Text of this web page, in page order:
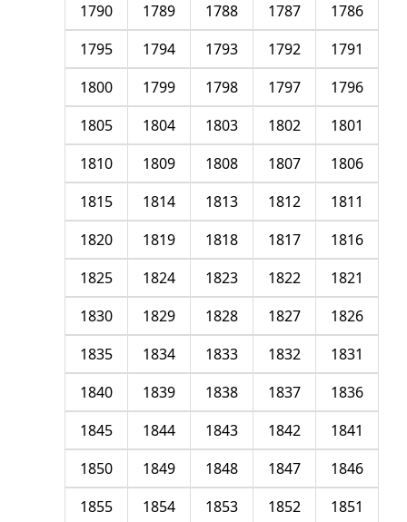
1786
1787
1788
1789
1790
1791
1792
1793
1794
1795
1796
1797
1798
1799
1800
1801
1802
1803
1804
1805
1806
1807
1808
1809
1810
1811
1812
1813
1814
1815
1816
1817
1818
1819
1820
1821
1822
1823
1824
1825
1826
1827
1828
1829
1830
1831
1832
1833
1834
1835
1836
1837
1838
1839
1840
1841
1842
1843
1844
1845
1846
1847
1848
1849
1850
1851
1852
1853
1854
1855